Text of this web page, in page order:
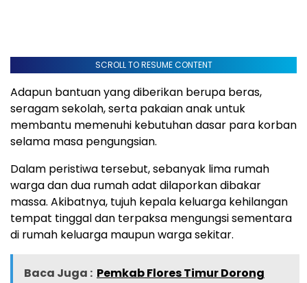
SCROLL TO RESUME CONTENT
Adapun bantuan yang diberikan berupa beras,
seragam sekolah, serta pakaian anak untuk
membantu memenuhi kebutuhan dasar para korban
selama masa pengungsian.
Dalam peristiwa tersebut, sebanyak lima rumah
warga dan dua rumah adat dilaporkan dibakar
massa. Akibatnya, tujuh kepala keluarga kehilangan
tempat tinggal dan terpaksa mengungsi sementara
di rumah keluarga maupun warga sekitar.
Baca Juga : Pemkab Flores Timur Dorong